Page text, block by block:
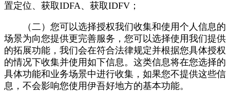
置定位、获取IDFA、获取IDFV；
（二）您可以选择授权我们收集和使用个人信息的
场景为向您提供更完善服务，您可以选择使用我们提供
的拓展功能，我们会在符合法律规定并根据您具体授权
的情况下收集并使用如下信息。这类信息将在您选择的
具体功能和业务场景中进行收集，如果您不提供这些信
息，不会影响您使用伊吾好地方的基本功能。